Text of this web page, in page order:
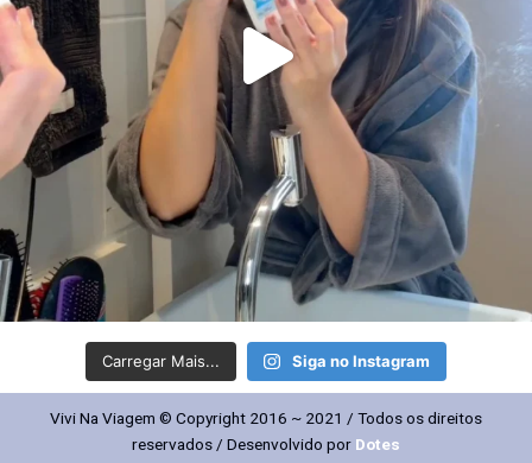
Carregar Mais... Siga no Instagram
Vivi Na Viagem © Copyright 2016 ~ 2021 / Todos os direitos
reservados / Desenvolvido por Dotes